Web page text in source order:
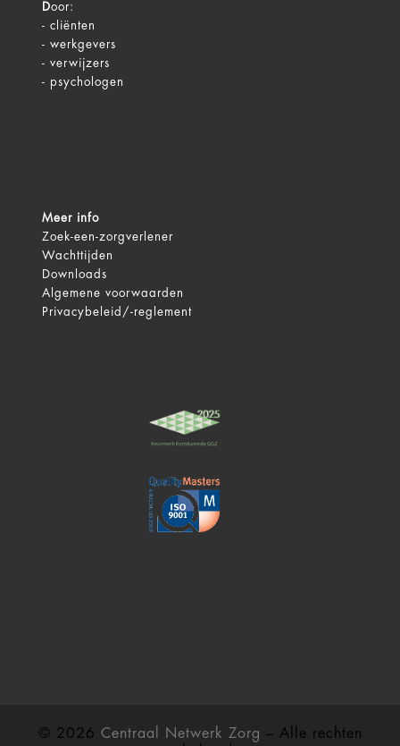
Door:
- cliënten
- werkgevers
- verwijzers
- psychologen
Meer info
Zoek-een-zorgverlener
Wachttijden
Downloads
Algemene voorwaarden
Privacybeleid/-reglement
© 2026 Centraal Netwerk Zorg – Alle rechten